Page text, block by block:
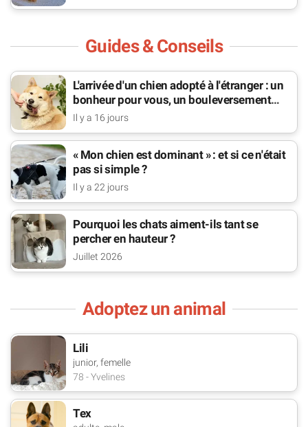
Guides & Conseils
L'arrivée d'un chien adopté à l'étranger : un
bonheur pour vous, un bouleversement
pour lui
Il y a 16 jours
« Mon chien est dominant » : et si ce n'était
pas si simple ?
Il y a 22 jours
Pourquoi les chats aiment-ils tant se
percher en hauteur ?
Juillet 2026
Adoptez un animal
Lili
junior, femelle
78 - Yvelines
Tex